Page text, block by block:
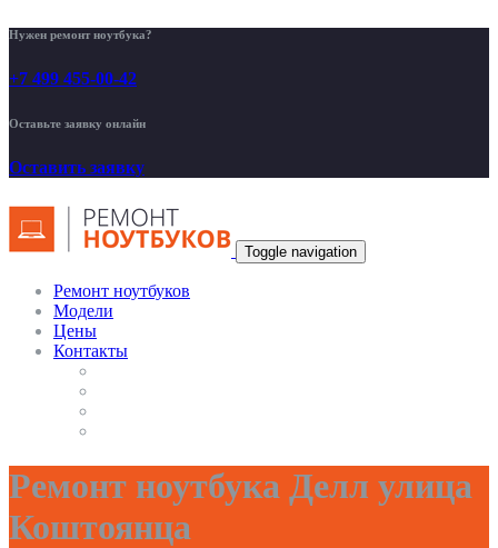
Нужен ремонт ноутбука?
+7 499 455-00-42
Оставьте заявку онлайн
Оставить заявку
Toggle navigation
Ремонт ноутбуков
Модели
Цены
Контакты
Ремонт ноутбука Делл улица
Коштоянца